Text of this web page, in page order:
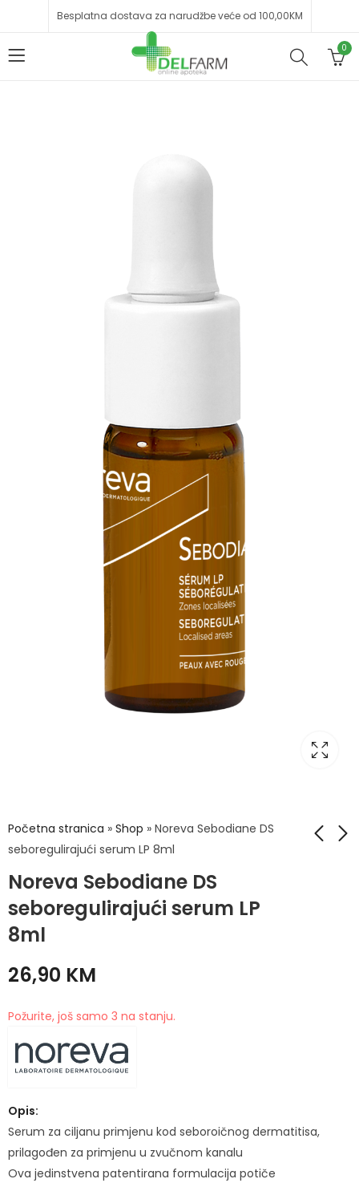
Besplatna dostava za narudžbe veće od 100,00KM
0
Početna stranica » Shop » Noreva Sebodiane DS
seboregulirajući serum LP 8ml
Noreva Sebodiane DS
seboregulirajući serum LP
8ml
DS šampon protiv
peruti 150ml
AP+ antiiritacijsko
ulje za pranje i
26,90 KM
Požurite, još samo 3 na stanju.
Opis:
Serum za ciljanu primjenu kod seboroičnog dermatitisa,
prilagođen za primjenu u zvučnom kanalu
Ova jedinstvena patentirana formulacija potiče